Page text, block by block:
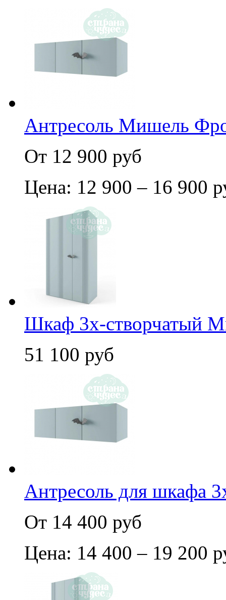
Антресоль Мишель
От 12 900 руб
Цена: 12 900 – 16 900
Шкаф 3х-створчатый
51 100 руб
Антресоль для шкафа
От 14 400 руб
Цена: 14 400 – 19 200